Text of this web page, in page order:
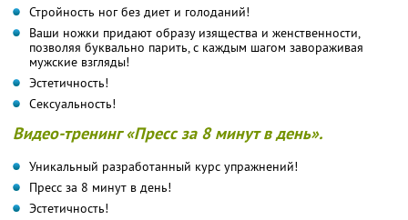
Стройность ног без диет и голоданий!
Ваши ножки придают образу изящества и женственности,
позволяя буквально парить, с каждым шагом завораживая
мужские взгляды!
Эстетичность!
Сексуальность!
Видео-тренинг «Пресс за 8 минут в день».
Уникальный разработанный курс упражнений!
Пресс за 8 минут в день!
Эстетичность!